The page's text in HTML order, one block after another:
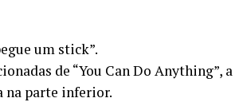
um stick”.
de “You Can Do Anything”, a
na parte inferior.